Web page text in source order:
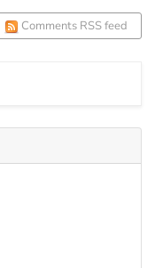
Comments RSS feed